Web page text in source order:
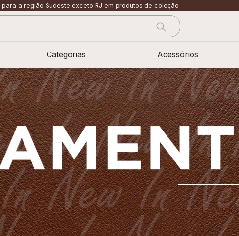
para a região Sudeste exceto RJ em produtos de coleção
Categorias Acessórios